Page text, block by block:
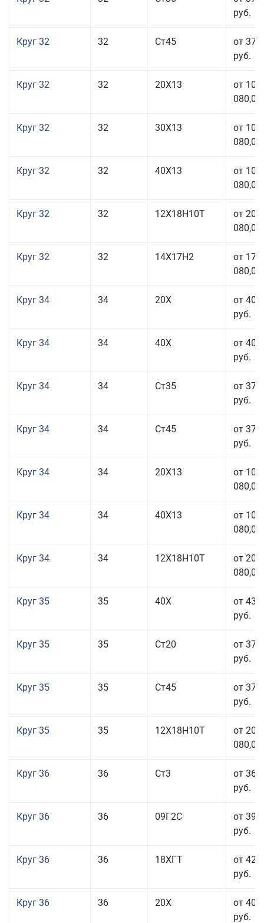
руб.
Круг 32 32 Ст45
от 37
руб.
Круг 32 32 20Х13
от 101
080,00
Круг 32 32 30Х13
от 101
080,00
Круг 32 32 40Х13
от 101
080,00
Круг 32 32 12Х18Н10Т
от 208
080,00
Круг 32 32 14Х17Н2
от 177
080,00
Круг 34 34 20Х
от 40
руб.
Круг 34 34 40Х
от 40
руб.
Круг 34 34 Ст35
от 37
руб.
Круг 34 34 Ст45
от 37
руб.
Круг 34 34 20Х13
от 101
080,00
Круг 34 34 40Х13
от 101
080,00
Круг 34 34 12Х18Н10Т
от 208
080,00
Круг 35 35 40Х
от 43
руб.
Круг 35 35 Ст20
от 37
руб.
Круг 35 35 Ст45
от 37
руб.
Круг 35 35 12Х18Н10Т
от 208
080,00
Круг 36 36 Ст3
от 36
руб.
Круг 36 36 09Г2С
от 39
руб.
Круг 36 36 18ХГТ
от 42
руб.
Круг 36 36 20Х
от 40
руб.